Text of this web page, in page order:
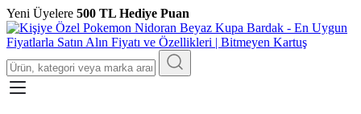
Yeni Üyelere 500 TL Hediye Puan